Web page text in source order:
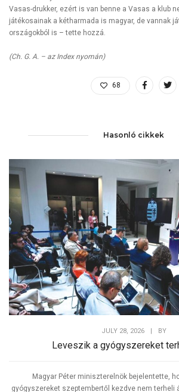
Vasas-drukker, ezért is van benne a Vasas a klub
játékosainak a kétharmada is magyar, de vannak
országokból is – tette hozzá.
(Ch. G. A. – az Index nyomán)
68
Hasonló cikkek
JULY 28, 2026 | BY
Leveszik a gyógyszereket
Magyar Péter miniszterelnök bejelentette,
gyógyszereket szeptembertől kezdve nem terheli